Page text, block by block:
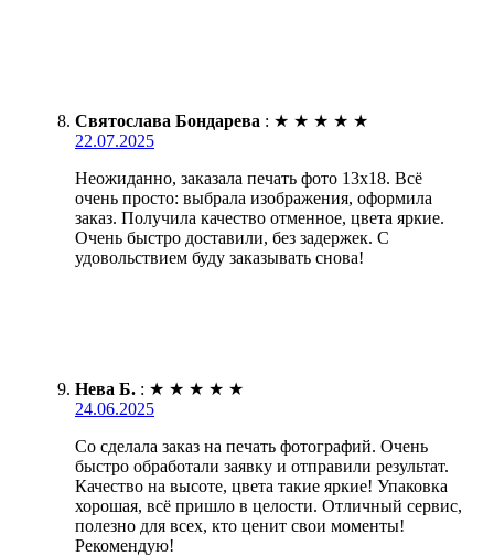
Святослава Бондарева : ★ ★ ★ ★ ★
22.07.2025
Неожиданно, заказала печать фото 13х18. Всё
очень просто: выбрала изображения, оформила
заказ. Получила качество отменное, цвета яркие.
Очень быстро доставили, без задержек. С
удовольствием буду заказывать снова!
Нева Б. : ★ ★ ★ ★ ★
24.06.2025
Со сделала заказ на печать фотографий. Очень
быстро обработали заявку и отправили результат.
Качество на высоте, цвета такие яркие! Упаковка
хорошая, всё пришло в целости. Отличный сервис,
полезно для всех, кто ценит свои моменты!
Рекомендую!